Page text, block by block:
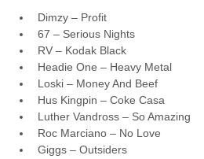
Dimzy – Profit
67 – Serious Nights
RV – Kodak Black
Headie One – Heavy Metal
Loski – Money And Beef
Hus Kingpin – Coke Casa
Luther Vandross – So Amazing
Roc Marciano – No Love
Giggs – Outsiders